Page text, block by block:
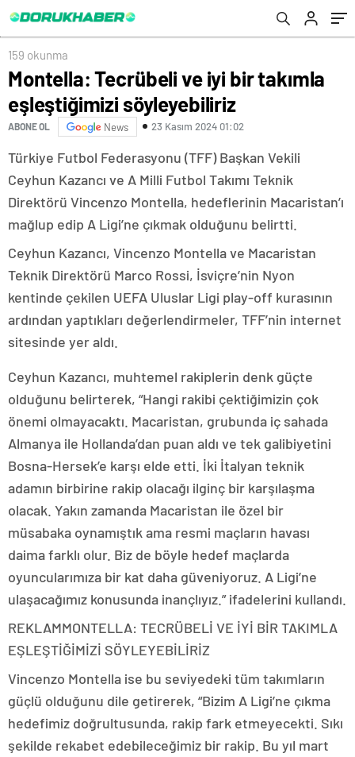
159 okunma
Montella: Tecrübeli ve iyi bir takımla
eşleştiğimizi söyleyebiliriz
ABONE OL News 23 Kasım 2024 01:02
Türkiye Futbol Federasyonu (TFF) Başkan Vekili
Ceyhun Kazancı ve A Milli Futbol Takımı Teknik
Direktörü Vincenzo Montella, hedeflerinin Macaristan’ı
mağlup edip A Ligi’ne çıkmak olduğunu belirtti.
Ceyhun Kazancı, Vincenzo Montella ve Macaristan
Teknik Direktörü Marco Rossi, İsviçre’nin Nyon
kentinde çekilen UEFA Uluslar Ligi play-off kurasının
ardından yaptıkları değerlendirmeler, TFF’nin internet
sitesinde yer aldı.
Ceyhun Kazancı, muhtemel rakiplerin denk güçte
olduğunu belirterek, “Hangi rakibi çektiğimizin çok
önemi olmayacaktı. Macaristan, grubunda iç sahada
Almanya ile Hollanda’dan puan aldı ve tek galibiyetini
Bosna-Hersek’e karşı elde etti. İki İtalyan teknik
adamın birbirine rakip olacağı ilginç bir karşılaşma
olacak. Yakın zamanda Macaristan ile özel bir
müsabaka oynamıştık ama resmi maçların havası
daima farklı olur. Biz de böyle hedef maçlarda
oyuncularımıza bir kat daha güveniyoruz. A Ligi’ne
ulaşacağımız konusunda inançlıyız.” ifadelerini kullandı.
REKLAMMONTELLA: TECRÜBELİ VE İYİ BİR TAKIMLA
EŞLEŞTİĞİMİZİ SÖYLEYEBİLİRİZ
Vincenzo Montella ise bu seviyedeki tüm takımların
güçlü olduğunu dile getirerek, “Bizim A Ligi’ne çıkma
hedefimiz doğrultusunda, rakip fark etmeyecekti. Sıkı
şekilde rekabet edebileceğimiz bir rakip. Bu yıl mart